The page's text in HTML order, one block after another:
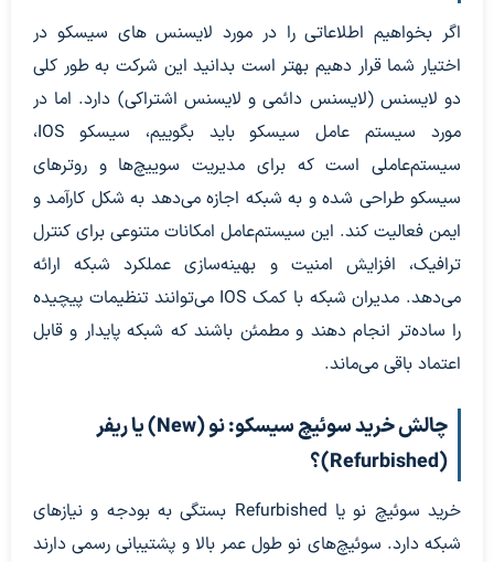
اگر بخواهیم اطلاعاتی را در مورد لایسنس های سیسکو در
اختیار شما قرار دهیم بهتر است بدانید این شرکت به طور کلی
دو لایسنس (لایسنس دائمی و لایسنس اشتراکی) دارد. اما در
مورد سیستم عامل سیسکو باید بگوییم، سیسکو IOS،
سیستم‌عاملی است که برای مدیریت سوییچ‌ها و روترهای
سیسکو طراحی شده و به شبکه اجازه می‌دهد به شکل کارآمد و
ایمن فعالیت کند. این سیستم‌عامل امکانات متنوعی برای کنترل
ترافیک، افزایش امنیت و بهینه‌سازی عملکرد شبکه ارائه
می‌دهد. مدیران شبکه با کمک IOS می‌توانند تنظیمات پیچیده
را ساده‌تر انجام دهند و مطمئن باشند که شبکه پایدار و قابل
اعتماد باقی می‌ماند.
چالش خرید سوئیچ سیسکو: نو (New) یا ریفر
(Refurbished)؟
خرید سوئیچ نو یا Refurbished بستگی به بودجه و نیازهای
شبکه دارد. سوئیچ‌های نو طول عمر بالا و پشتیبانی رسمی دارند